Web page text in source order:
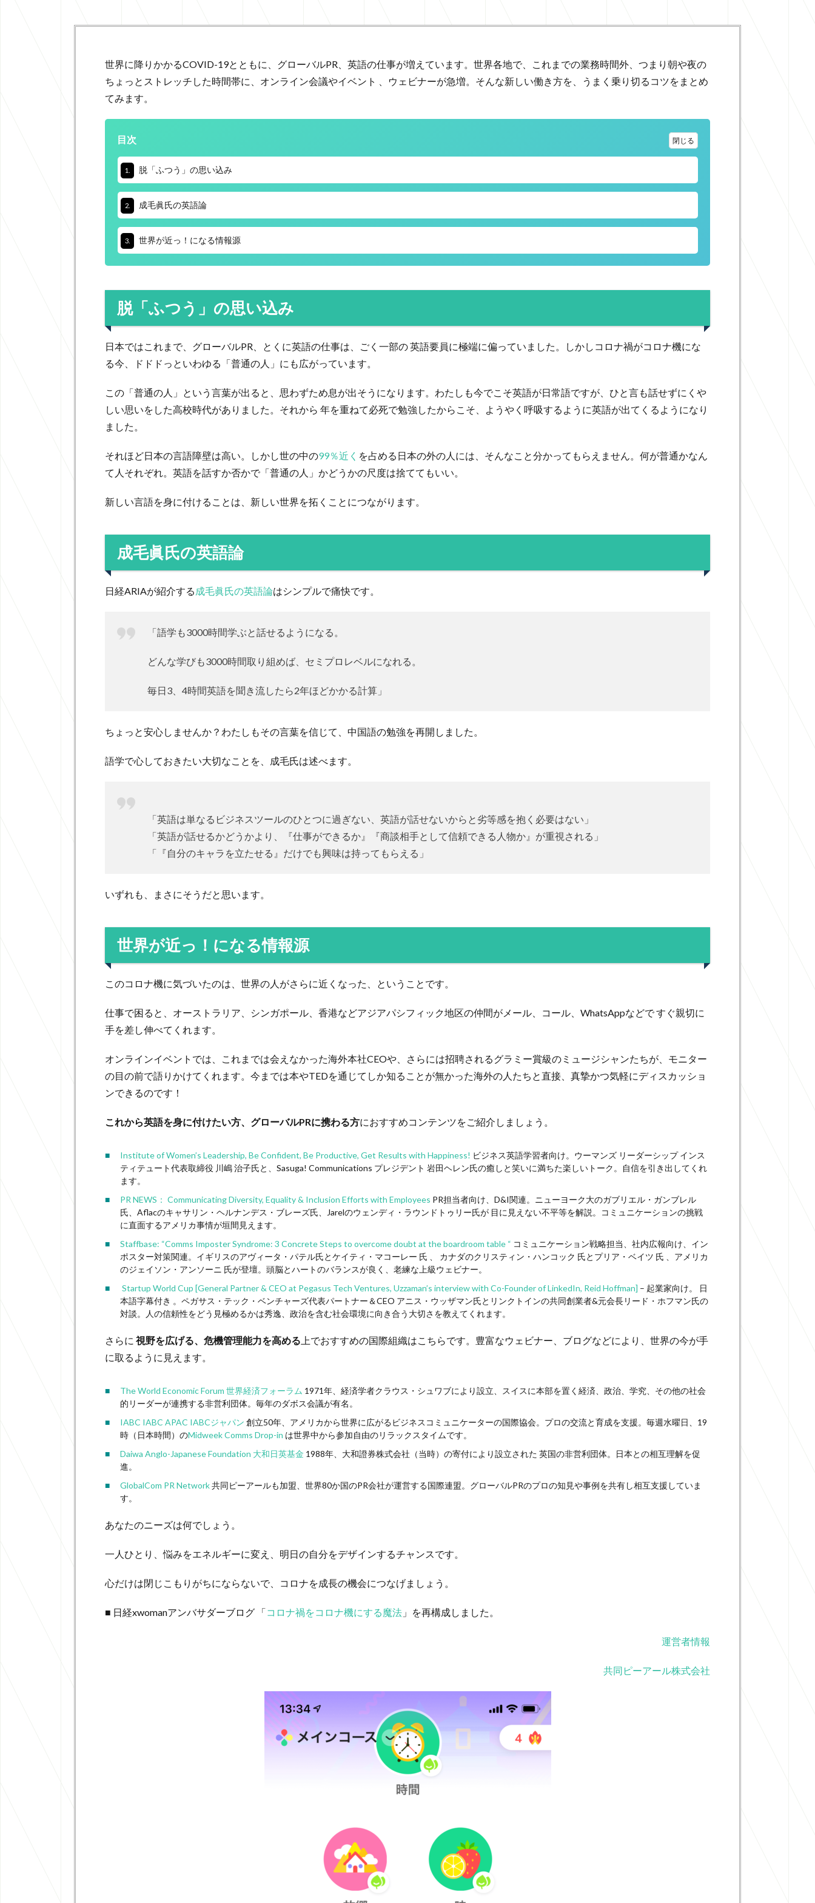
世界に降りかかるCOVID-19とともに、グローバルPR、英語の仕事が増えています。世界各地で、これまでの業務時間外、つまり朝や夜の
ちょっとストレッチした時間帯に、オンライン会議やイベント 、ウェビナーが急増。そんな新しい働き方を、うまく乗り切るコツをまとめ
てみます。
目次
1. 脱「ふつう」の思い込み
2. 成毛眞氏の英語論
3. 世界が近っ！になる情報源
脱「ふつう」の思い込み
日本ではこれまで、グローバルPR、とくに英語の仕事は、ごく一部の 英語要員に極端に偏っていました。しかしコロナ禍がコロナ機にな
る今、ドドドっといわゆる「普通の人」にも広がっています。
この「普通の人」という言葉が出ると、思わずため息が出そうになります。わたしも今でこそ英語が日常語ですが、ひと言も話せずにくや
しい思いをした高校時代がありました。それから 年を重ねて必死で勉強したからこそ、ようやく呼吸するように英語が出てくるようになり
ました。
それほど日本の言語障壁は高い。しかし世の中の99％近く を占める日本の外の人には、そんなこと分かってもらえません。何が普通かなん
て人それぞれ。英語を話すか否かで「普通の人」かどうかの尺度は捨ててもいい。
新しい言語を身に付けることは、新しい世界を拓くことにつながります。
成毛眞氏の英語論
日経ARIAが紹介する 成毛眞氏の英語論はシンプルで痛快です。
「語学も3000時間学ぶと話せるようになる。
どんな学びも3000時間取り組めば、セミプロレベルになれる。
毎日3、4時間英語を聞き流したら2年ほどかかる計算」
ちょっと安心しませんか？わたしもその言葉を信じて、中国語の勉強を再開しました。
語学で心しておきたい大切なことを、成毛氏は述べます。
「英語は単なるビジネスツールのひとつに過ぎない、英語が話せないからと劣等感を抱く必要はない」
「英語が話せるかどうかより、『仕事ができるか』『商談相手として信頼できる人物か』が重視される」
「『自分のキャラを立たせる』だけでも興味は持ってもらえる」
いずれも、まさにそうだと思います。
世界が近っ！になる情報源
このコロナ機に気づいたのは、世界の人がさらに近くなった、ということです。
仕事で困ると、オーストラリア、シンガポール、香港などアジアパシフィック地区の仲間がメール、コール、WhatsAppなどで すぐ親切に
手を差し伸べてくれます。
オンラインイベントでは、これまでは会えなかった海外本社CEOや、さらには招聘されるグラミー賞級のミュージシャンたちが、モニター
の目の前で語りかけてくれます。今までは本やTEDを通じてしか知ることが無かった海外の人たちと直接、真摯かつ気軽にディスカッショ
ンできるのです！
これから英語を身に付けたい方、グローバルPRに携わる方におすすめコンテンツをご紹介しましょう。
Institute of Women’s Leadership, Be Confident, Be Productive, Get Results with Happiness! ビジネス英語学習者向け。ウーマンズ リーダーシップ インス
ティテュート代表取締役 川嶋 治子氏と、Sasuga! Communications プレジデント 岩田ヘレン氏の癒しと笑いに満ちた楽しいトーク。自信を引き出してくれ
ます。
PR NEWS： Communicating Diversity, Equality & Inclusion Efforts with Employees PR担当者向け、D&I関連。ニューヨーク大のガブリエル・ガンブレル
氏、Aflacのキャサリン・ヘルナンデス・ブレーズ氏、Jarelのウェンディ・ラウンドトゥリー氏が 目に見えない不平等を解説。コミュニケーションの挑戦
に直面するアメリカ事情が垣間見えます。
Staffbase: “Comms Imposter Syndrome: 3 Concrete Steps to overcome doubt at the boardroom table “ コミュニケーション戦略担当、社内広報向け、イン
ポスター対策関連。イギリスのアヴィータ・パテル氏とケイティ・マコーレー 氏 、 カナダのクリスティン・ハンコック 氏とプリア・ベイツ 氏 、アメリカ
のジェイソン・アンソーニ 氏が登壇。頭脳とハートのバランスが良く、老練な上級ウェビナー。
Startup World Cup [General Partner & CEO at Pegasus Tech Ventures, Uzzaman’s interview with Co-Founder of LinkedIn, Reid Hoffman] – 起業家向け。 日
本語字幕付き 。ペガサス・テック・ベンチャーズ代表パートナー＆CEO アニス・ウッザマン氏とリンクトインの共同創業者&元会長リード・ホフマン氏の
対談。人の信頼性をどう見極めるかは秀逸、政治を含む社会環境に向き合う大切さを教えてくれます。
さらに 視野を広げる、危機管理能力を高める 上でおすすめの国際組織はこちらです。豊富なウェビナー、ブログなどにより、世界の今が手
に取るように見えます。
The World Economic Forum 世界経済フォーラム 1971年、経済学者クラウス・シュワブにより設立、スイスに本部を置く経済、政治、学究、その他の社会
的リーダーが連携する非営利団体。毎年のダボス会議が有名。
IABC IABC APAC IABCジャパン 創立50年、アメリカから世界に広がるビジネスコミュニケーターの国際協会。プロの交流と育成を支援。毎週水曜日、19
時（日本時間）のMidweek Comms Drop-in は世界中から参加自由のリラックスタイムです。
Daiwa Anglo-Japanese Foundation 大和日英基金 1988年、大和證券株式会社（当時）の寄付により設立された 英国の非営利団体。日本との相互理解を促
進。
GlobalCom PR Network共同ピーアールも加盟、世界80か国のPR会社が運営する国際連盟。グローバルPRのプロの知見や事例を共有し相互支援していま
す。
あなたのニーズは何でしょう。
一人ひとり、悩みをエネルギーに変え、明日の自分をデザインするチャンスです。
心だけは閉じこもりがちにならないで、コロナを成長の機会につなげましょう。
■ 日経xwomanアンバサダーブログ 「コロナ禍をコロナ機にする魔法 」を再構成しました。
運営者情報
共同ピーアール株式会社